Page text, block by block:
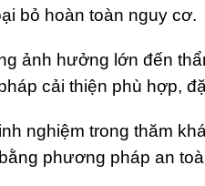
bỏ hoàn toàn nguy cơ.
ảnh hưởng lớn đến
cải thiện phù hợp,
nghiệm trong thăm
phương pháp an